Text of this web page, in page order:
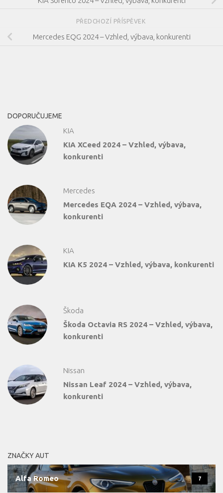
PŘEDCHOZÍ PŘÍSPĚVEK
Mercedes EQG 2024 – Vzhled, výbava, konkurenti
DOPORUČUJEME
KIA
KIA XCeed 2024 – Vzhled, výbava,
konkurenti
Mercedes
Mercedes EQA 2024 – Vzhled, výbava,
konkurenti
KIA
KIA K5 2024 – Vzhled, výbava, konkurenti
Škoda
Škoda Octavia RS 2024 – Vzhled, výbava,
konkurenti
Nissan
Nissan Leaf 2024 – Vzhled, výbava,
konkurenti
ZNAČKY AUT
Alfa Romeo 7